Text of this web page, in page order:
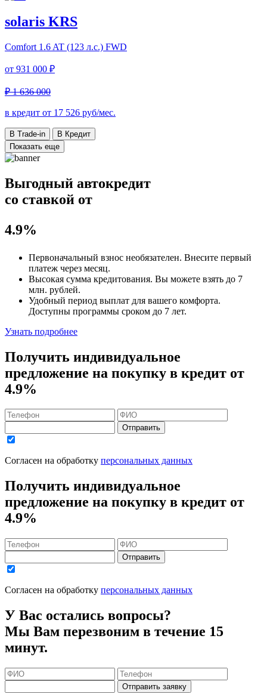
solaris KRS
Comfort 1.6 AT (123 л.с.) FWD
от 931 000 ₽
₽ 1 636 000
в кредит от 17 526 руб/мес.
В Trade-in
В Кредит
Показать еще
Выгодный автокредит
со ставкой от
4.9%
Первоначальный взнос необязателен. Внесите первый
платеж через месяц.
Высокая сумма кредитования. Вы можете взять до 7
млн. рублей.
Удобный период выплат для вашего комфорта.
Доступны программы сроком до 7 лет.
Узнать подробнее
Получить индивидуальное
предложение на покупку в кредит от
4.9%
Отправить
Согласен на обработку персональных данных
Получить индивидуальное
предложение на покупку в кредит от
4.9%
Отправить
Согласен на обработку персональных данных
У Вас остались вопросы?
Мы Вам перезвоним в течение 15
минут.
Отправить заявку